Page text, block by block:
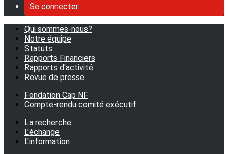
Se connecter
Qui sommes-nous?
Notre équipe
Statuts
Rapports Financiers
Rapports d'activité
Revue de presse
Fondation Cap NF
Compte-rendu comité exécutif
La recherche
L'échange
L'information